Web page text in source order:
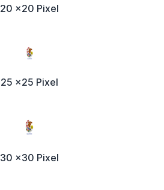
20 x20 Pixel
25 x25 Pixel
30 x30 Pixel